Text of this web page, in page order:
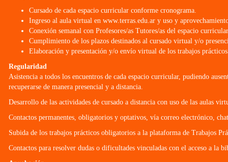
Cursado de cada espacio curricular conforme cronograma.
Ingreso al aula virtual en www.terras.edu.ar y uso y
Conexión semanal con Profesores/as Tutores/as del espacio
Cumplimiento de los plazos destinados al cursado virtual y/o
Elaboración y presentación y/o envío virtual de los trabajos
Regularidad
Asistencia a todos los encuentros de cada espacio curricular, pudiendo
recuperarse de manera presencial y a distancia.
Desarrollo de las actividades de cursado a distancia con uso de las aulas
Contactos permanentes, obligatorios y optativos, vía correo electrónico,
Subida de los trabajos prácticos obligatorios a la plataforma de Trabajos
Contactos para resolver dudas o dificultades vinculadas con el acceso a la